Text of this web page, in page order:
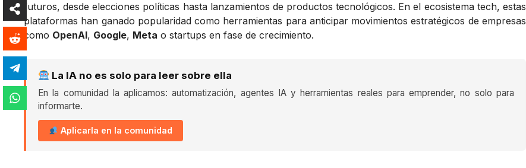
futuros, desde elecciones políticas hasta lanzamientos de productos tecnológicos. En el ecosistema tech, estas
plataformas han ganado popularidad como herramientas para anticipar movimientos estratégicos de empresas
como OpenAI, Google, Meta o startups en fase de crecimiento.
La IA no es solo para leer sobre ella
En la comunidad la aplicamos: automatización, agentes IA y herramientas reales para emprender, no solo para
informarte.
Aplicarla en la comunidad